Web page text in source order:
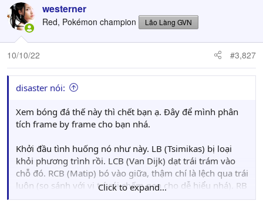
c
t
i
o
n
s
:
westerner
Red, Pokémon champion Lão Làng GVN
10/10/22 #3,827
disaster nói:
Xem bóng đá thế này thì chết bạn ạ. Đây để mình phân
tích frame by frame cho bạn nhá.
Khởi đầu tình huống nó như này. LB (Tsimikas) bị loại
khỏi phương trình rồi. LCB (Van Dijk) dạt trái trám vào
chỗ đó. RCB (Matip) bó vào giữa, thậm chí là lệch qua trái
luôn (so sánh với vị trí cái chấm pen cho dễ hiểu nhá). RB
(Trent) tiếp tục phải bó vào giữa lấp khoảng trống RCB để
Click to expand...